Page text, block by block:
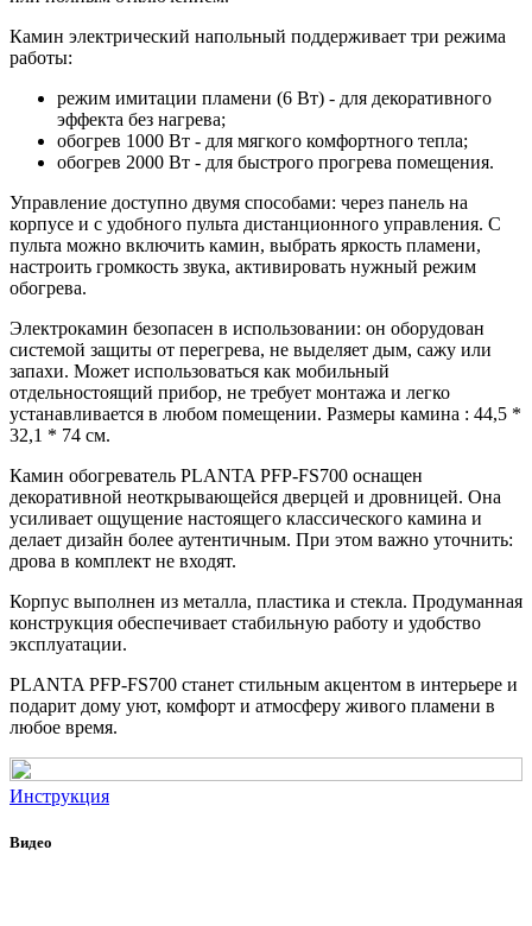
Камин электрический напольный поддерживает три режима
работы:
режим имитации пламени (6 Вт) - для декоративного
эффекта без нагрева;
обогрев 1000 Вт - для мягкого комфортного тепла;
обогрев 2000 Вт - для быстрого прогрева помещения.
Управление доступно двумя способами: через панель на
корпусе и с удобного пульта дистанционного управления. С
пульта можно включить камин, выбрать яркость пламени,
настроить громкость звука, активировать нужный режим
обогрева.
Электрокамин безопасен в использовании: он оборудован
системой защиты от перегрева, не выделяет дым, сажу или
запахи. Может использоваться как мобильный
отдельностоящий прибор, не требует монтажа и легко
устанавливается в любом помещении. Размеры камина : 44,5 *
32,1 * 74 см.
Камин обогреватель PLANTA PFP-FS700 оснащен
декоративной неоткрывающейся дверцей и дровницей. Она
усиливает ощущение настоящего классического камина и
делает дизайн более аутентичным. При этом важно уточнить:
дрова в комплект не входят.
Корпус выполнен из металла, пластика и стекла. Продуманная
конструкция обеспечивает стабильную работу и удобство
эксплуатации.
PLANTA PFP-FS700 станет стильным акцентом в интерьере и
подарит дому уют, комфорт и атмосферу живого пламени в
любое время.
Инструкция
Видео